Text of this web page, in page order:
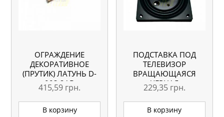
ОГРАЖДЕНИЕ
ДЕКОРАТИВНОЕ
(ПРУТИК) ЛАТУНЬ D-
003 2AB
415,59 грн.
В корзину
ПОДСТАВКА ПОД
ТЕЛЕВИЗОР
ВРАЩАЮЩАЯСЯ
ЧЕРНАЯ
229,35 грн.
В корзину